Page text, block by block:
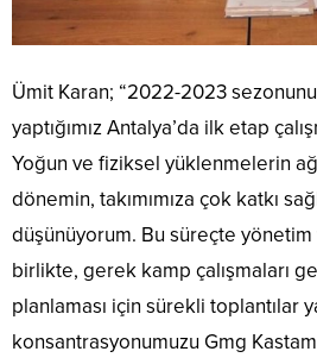
Ümit Karan; “2022-2023
yaptığımız Antalya’da ilk etap
Yoğun ve fiziksel yüklenmelerin
dönemin, takımımıza çok katkı
düşünüyorum. Bu süreçte
birlikte, gerek kamp çalışmaları
planlaması için sürekli toplantılar
konsantrasyonumuzu Gmg